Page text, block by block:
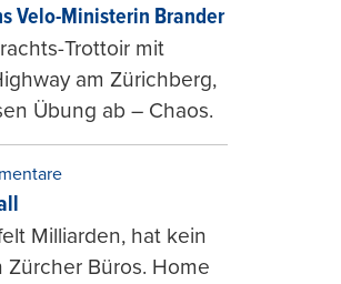
Velo-Ministerin Brander
Trottoir mit
am Zürichberg,
Übung ab – Chaos.
Milliarden, hat kein
Zürcher Büros. Home